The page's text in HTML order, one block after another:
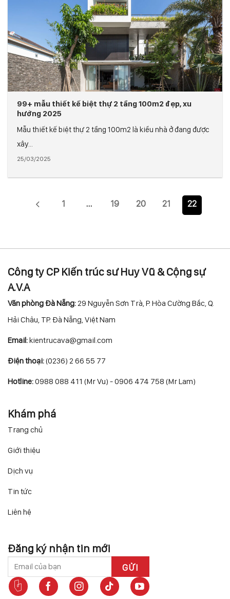
99+ mẫu thiết kế biệt thự 2 tầng 100m2 đẹp, xu
hướng 2025
Mẫu thiết kế biệt thự 2 tầng 100m2 là kiểu nhà ở đang được
xây...
25/03/2025
1 … 19 20 21 22
Công ty CP Kiến trúc sư Huy Vũ & Cộng sự
A.V.A
Văn phòng Đà Nẵng: 29 Nguyễn Sơn Trà, P. Hòa Cường Bắc, Q.
Hải Châu, TP. Đà Nẵng, Việt Nam
Email:kientrucava@gmail.com
Điện thoại:(0236) 2 66 55 77
Hotline:0988 088 411 (Mr Vu) - 0906 474 758 (Mr Lam)
Khám phá
Trang chủ
Giới thiệu
Dịch vụ
Tin tức
Liên hệ
Đăng ký nhận tin mới